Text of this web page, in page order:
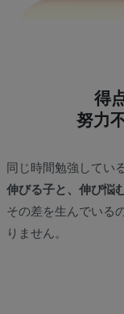
得
努力
同じ時間勉強してい
伸びる子と、伸び悩
その差を生んでいる
りません。